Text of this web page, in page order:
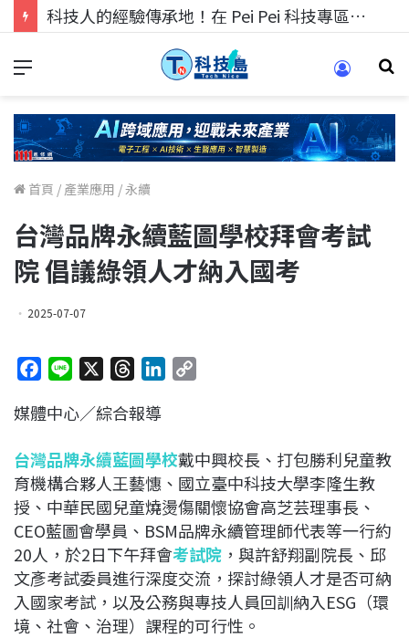
科技人的經驗傳承地！在 Pei Pei 科技專區，與學弟妹交流最硬核的技術
首頁 / 產業應用 /永續
台灣品牌永續藍圖學校拜會考試
院 倡議綠領人才納入國考
2025-07-07
c
b
o
o
k
n
r
a
d
s
e
d
I
n
L
i
n
k
媒體中心／綜合報導
台灣品牌永續藍圖學校戴中興校長、打包勝利兒童教
育機構合夥人王藝憓、國立臺中科技大學李隆生教
授、中華民國兒童燒燙傷關懷協會高芝芸理事長、
CEO藍圖會學員、BSM品牌永續管理師代表等一行約
20人，於2日下午拜會考試院 ，與許舒翔副院長、邱
文彥考試委員進行深度交流，探討綠領人才是否可納
入國家考試，以及公務與專技人員回訓納入ESG（環
境、社會、治理）課程的可行性。